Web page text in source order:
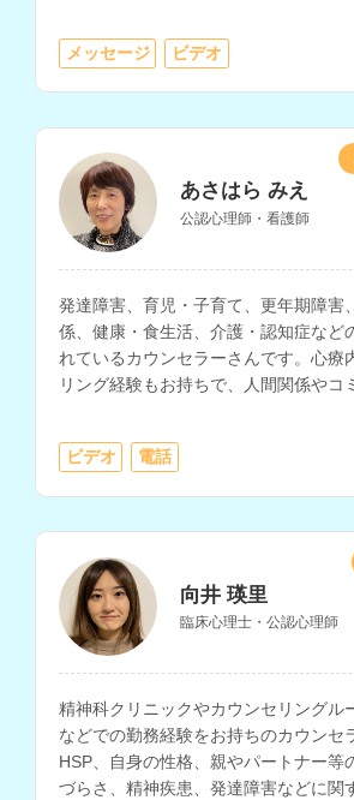
メッセージ ビデオ
あさはら みえ
公認心理師・看護師
発達障害、育児・子育て、更年期障害
係、健康・食生活、介護・認知症など
れているカウンセラーさんです。心療
リング経験もお持ちで、人間関係やコ
ン、働き方、生きづらさ等の相談にも
ビデオ 電話
向井 瑛里
臨床心理士・公認心理師
精神科クリニックやカウンセリングル
などでの勤務経験をお持ちのカウンセ
HSP、自身の性格、親やパートナー等
づらさ、精神疾患、発達障害などに関